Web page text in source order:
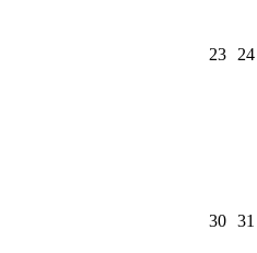
23 24
30 31